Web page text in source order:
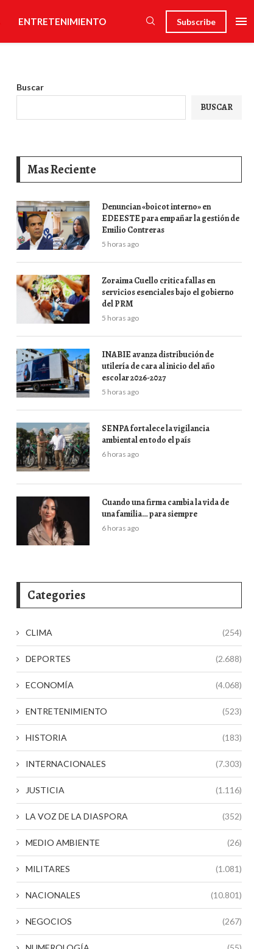
ENTRETENIMIENTO Subscribe
Buscar
BUSCAR
Mas Reciente
Denuncian «boicot interno» en
EDEESTE para empañar la gestión de
Emilio Contreras
5 horas ago
Zoraima Cuello critica fallas en
servicios esenciales bajo el gobierno
del PRM
5 horas ago
INABIE avanza distribución de
utilería de cara al inicio del año
escolar 2026-2027
5 horas ago
SENPA fortalece la vigilancia
ambiental en todo el país
6 horas ago
Cuando una firma cambia la vida de
una familia… para siempre
6 horas ago
Categories
CLIMA (254)
DEPORTES (2.688)
ECONOMÍA (4.068)
ENTRETENIMIENTO (523)
HISTORIA (183)
INTERNACIONALES (7.303)
JUSTICIA (1.116)
LA VOZ DE LA DIASPORA (352)
MEDIO AMBIENTE (26)
MILITARES (1.081)
NACIONALES (10.801)
NEGOCIOS (267)